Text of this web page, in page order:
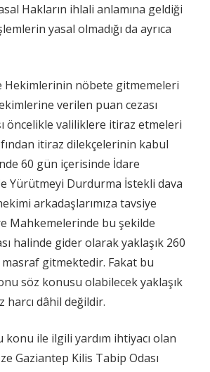
Hakların ihlali anlamına geldiği
yasal olmadığı da ayrıca
Hekimlerinin nöbete gitmemeleri
verilen puan cezası
öncelikle valiliklere itiraz etmeleri
itiraz dilekçelerinin kabul
60 gün içerisinde İdare
Yürütmeyi Durdurma İstekli dava
arkadaşlarımıza tavsiye
Mahkemelerinde bu şekilde
halinde gider olarak yaklaşık 260
masraf gitmektedir. Fakat bu
söz konusu olabilecek yaklaşık
harcı dâhil değildir.
ile ilgili yardım ihtiyacı olan
Gaziantep Kilis Tabip Odası